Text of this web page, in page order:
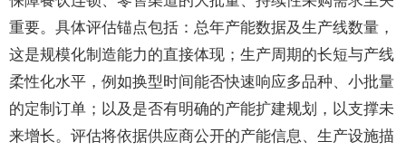
重要。具体评估锚点包括：总年产能数据及生产线数量，
这是规模化制造能力的直接体现；生产周期的长短与产线
柔性化水平，例如换型时间能否快速响应多品种、小批量
的定制订单；以及是否有明确的产能扩建规划，以支撑未
来增长。评估将依据供应商公开的产能信息、生产设施描